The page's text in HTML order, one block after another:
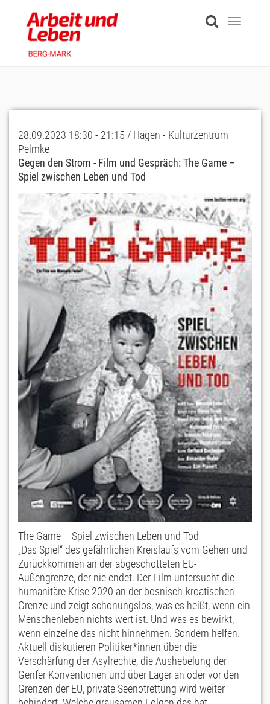
content
Toggle
28.09.2023 18:30 - 21:15 / Hagen - Kulturzentrum
Pelmke
Gegen den Strom - Film und Gespräch: The Game –
Spiel zwischen Leben und Tod
The Game – Spiel zwischen Leben und Tod
„Das Spiel“ des gefährlichen Kreislaufs vom Gehen und
Zurückkommen an der abgeschotteten EU-
Außengrenze, der nie endet. Der Film untersucht die
humanitäre Krise 2020 an der bosnisch-kroatischen
Grenze und zeigt schonungslos, was es heißt, wenn ein
Menschenleben nichts wert ist. Und was es bewirkt,
wenn einzelne das nicht hinnehmen. Sondern helfen.
Aktuell diskutieren Politiker*innen über die
Verschärfung der Asylrechte, die Aushebelung der
Genfer Konventionen und über Lager an oder vor den
Grenzen der EU, private Seenotrettung wird weiter